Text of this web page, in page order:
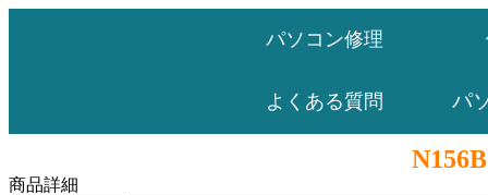
パソコン修理
よくある質問 パ
商品詳細